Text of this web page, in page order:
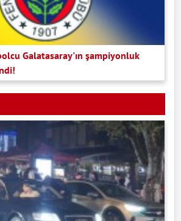
Galatasaray'ın şampiyonluk